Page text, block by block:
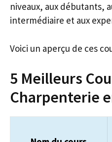
niveaux, aux débutants,
intermédiaire et aux
Voici un aperçu de ces
5 Meilleurs
Charpenterie